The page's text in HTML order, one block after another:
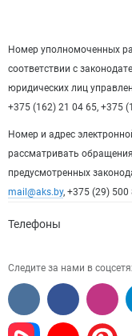
Номер уполномоченных
соответствии с
юридических лиц
+375 (162) 21 04 65, +375
Номер и адрес
рассматривать
предусмотренных
mail@aks.by, +375 (29) 500
Телефоны
Следите за нами в